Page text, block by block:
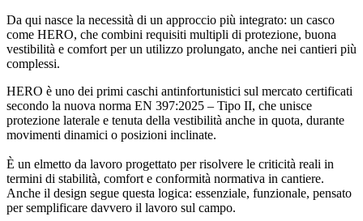
Da qui nasce la necessità di un approccio più integrato: un casco
come HERO, che combini requisiti multipli di protezione, buona
vestibilità e comfort per un utilizzo prolungato, anche nei cantieri più
complessi.
HERO è uno dei primi caschi antinfortunistici sul mercato certificati
secondo la nuova norma EN 397:2025 – Tipo II, che unisce
protezione laterale e tenuta della vestibilità anche in quota, durante
movimenti dinamici o posizioni inclinate.
È un elmetto da lavoro progettato per risolvere le criticità reali in
termini di stabilità, comfort e conformità normativa in cantiere.
Anche il design segue questa logica: essenziale, funzionale, pensato
per semplificare davvero il lavoro sul campo.